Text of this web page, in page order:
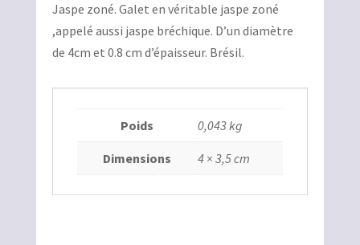
initial
était :
6,00€.
actuel
est :
5,00€.
Jaspe zoné. Galet en véritable jaspe zoné
,appelé aussi jaspe bréchique. D’un diamètre
de 4cm et 0.8 cm d’épaisseur. Brésil.
Poids 0,043 kg
Dimensions 4 × 3,5 cm